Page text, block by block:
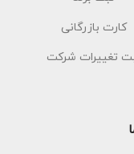
کارت بازرگانی
تغییرات شرکت